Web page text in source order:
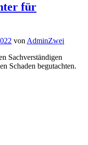
für
von AdminZwei
Sachverständigen
Schaden begutachten.